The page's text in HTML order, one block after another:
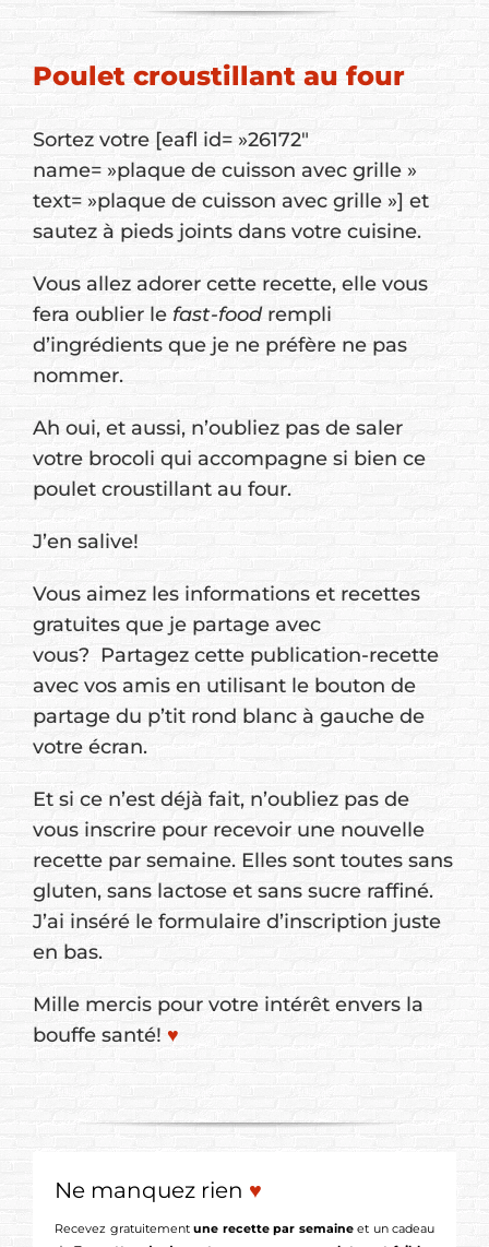
Poulet croustillant au four
Sortez votre [eafl id= »26172″
name= »plaque de cuisson avec grille »
text= »plaque de cuisson avec grille »] et
sautez à pieds joints dans votre cuisine.
Vous allez adorer cette recette, elle vous
fera oublier le fast-foodrempli
d’ingrédients que je ne préfère ne pas
nommer.
Ah oui, et aussi, n’oubliez pas de saler
votre brocoli qui accompagne si bien ce
poulet croustillant au four.
J’en salive!
Vous aimez les informations et recettes
gratuites que je partage avec
vous? Partagez cette publication-recette
avec vos amis en utilisant le bouton de
partage du p’tit rond blanc à gauche de
votre écran.
Et si ce n’est déjà fait, n’oubliez pas de
vous inscrire pour recevoir une nouvelle
recette par semaine. Elles sont toutes sans
gluten, sans lactose et sans sucre raffiné.
J’ai inséré le formulaire d’inscription juste
en bas.
Mille mercis pour votre intérêt envers la
bouffe santé! ♥
Ne manquez rien ♥
Recevez gratuitement une recette par semaineet un cadeau